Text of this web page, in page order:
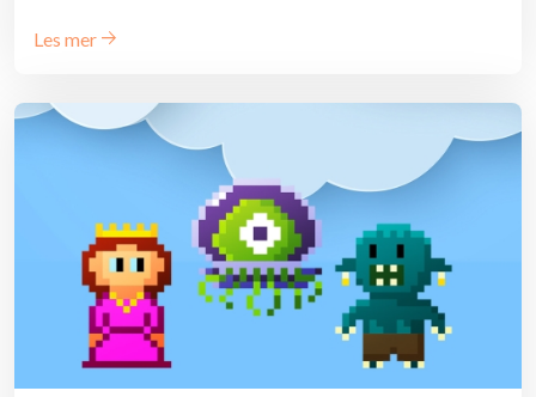
Les mer